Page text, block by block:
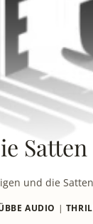
und die
AUDIO |